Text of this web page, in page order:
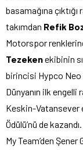
basamağına
takımdan Refik
Motorspor
Tezekenekibinin
birincisi Hypco Neo
Dünyanın ilk engelli
Keskin-Vatansever
Ödülü’nü de
My Team’den Şener